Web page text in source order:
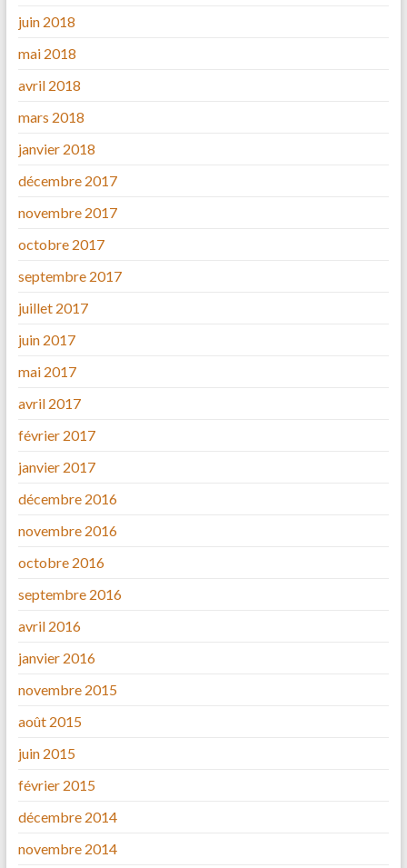
juin 2018
mai 2018
avril 2018
mars 2018
janvier 2018
décembre 2017
novembre 2017
octobre 2017
septembre 2017
juillet 2017
juin 2017
mai 2017
avril 2017
février 2017
janvier 2017
décembre 2016
novembre 2016
octobre 2016
septembre 2016
avril 2016
janvier 2016
novembre 2015
août 2015
juin 2015
février 2015
décembre 2014
novembre 2014